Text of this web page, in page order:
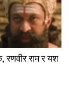
रणवीर राम र यश